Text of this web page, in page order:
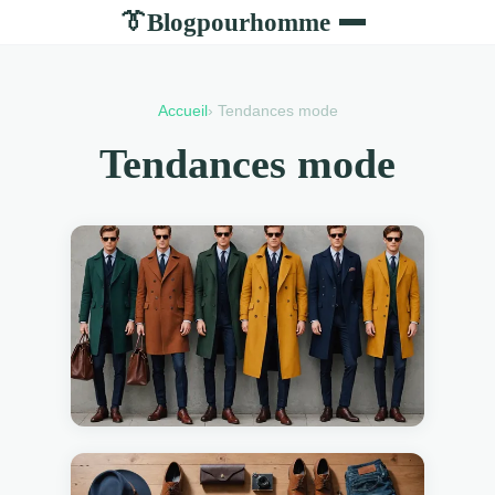
👔Blogpourhomme
Accueil › Tendances mode
Tendances mode
29 MAI 2025